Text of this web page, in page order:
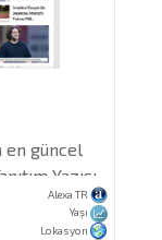
güncel
Yazısı
Alexa TR
Yaşı
Lokasyon